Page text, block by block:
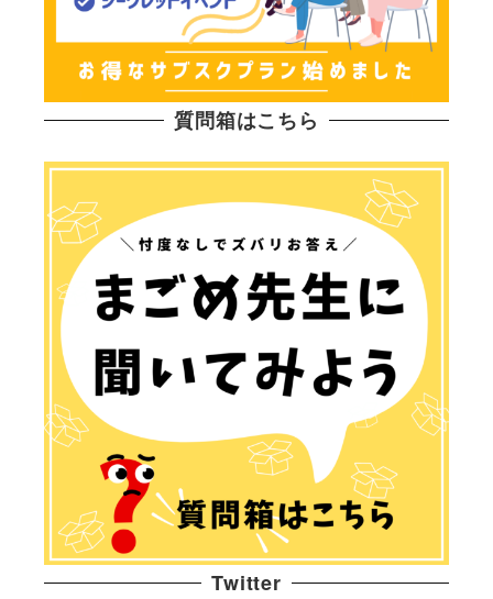
質問箱はこちら
Twitter